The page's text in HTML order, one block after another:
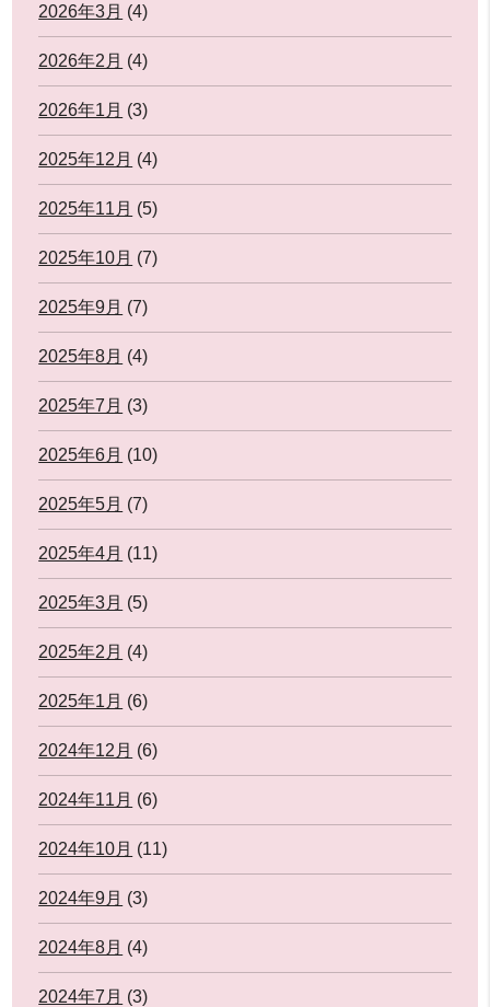
2026年3月 (4)
2026年2月 (4)
2026年1月 (3)
2025年12月 (4)
2025年11月 (5)
2025年10月 (7)
2025年9月 (7)
2025年8月 (4)
2025年7月 (3)
2025年6月 (10)
2025年5月 (7)
2025年4月 (11)
2025年3月 (5)
2025年2月 (4)
2025年1月 (6)
2024年12月 (6)
2024年11月 (6)
2024年10月 (11)
2024年9月 (3)
2024年8月 (4)
2024年7月 (3)